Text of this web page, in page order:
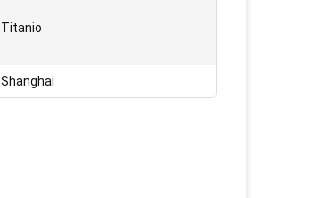
Titanio
Shanghai